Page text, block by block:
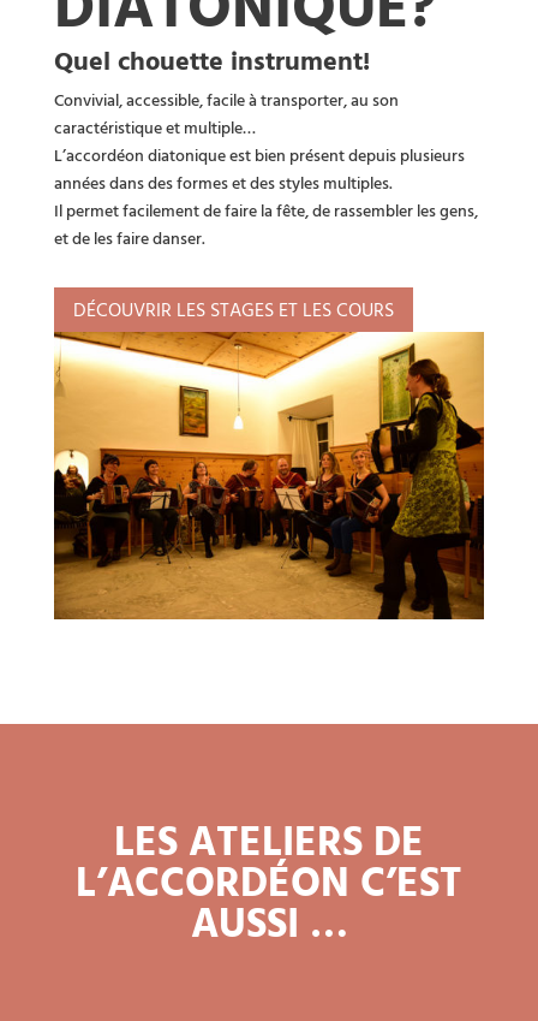
Quel chouette instrument!
Convivial, accessible, facile à transporter, au son
caractéristique et multiple…
L’accordéon diatonique est bien présent depuis plusieurs
années dans des formes et des styles multiples.
Il permet facilement de faire la fête, de rassembler les gens,
et de les faire danser.
DÉCOUVRIR LES STAGES ET LES COURS
LES ATELIERS DE
L’ACCORDÉON C’EST
AUSSI …